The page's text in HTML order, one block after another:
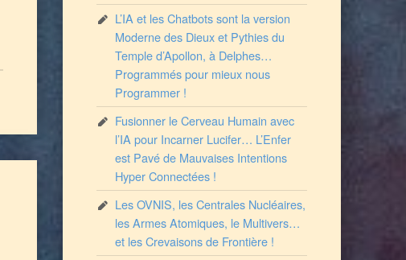
L’IA et les Chatbots sont la version
Moderne des Dieux et Pythies du
Temple d’Apollon, à Delphes…
Programmés pour mieux nous
Programmer !
Fusionner le Cerveau Humain avec
l’IA pour Incarner Lucifer… L’Enfer
est Pavé de Mauvaises Intentions
Hyper Connectées !
Les OVNIS, les Centrales Nucléaires,
les Armes Atomiques, le Multivers…
et les Crevaisons de Frontière !